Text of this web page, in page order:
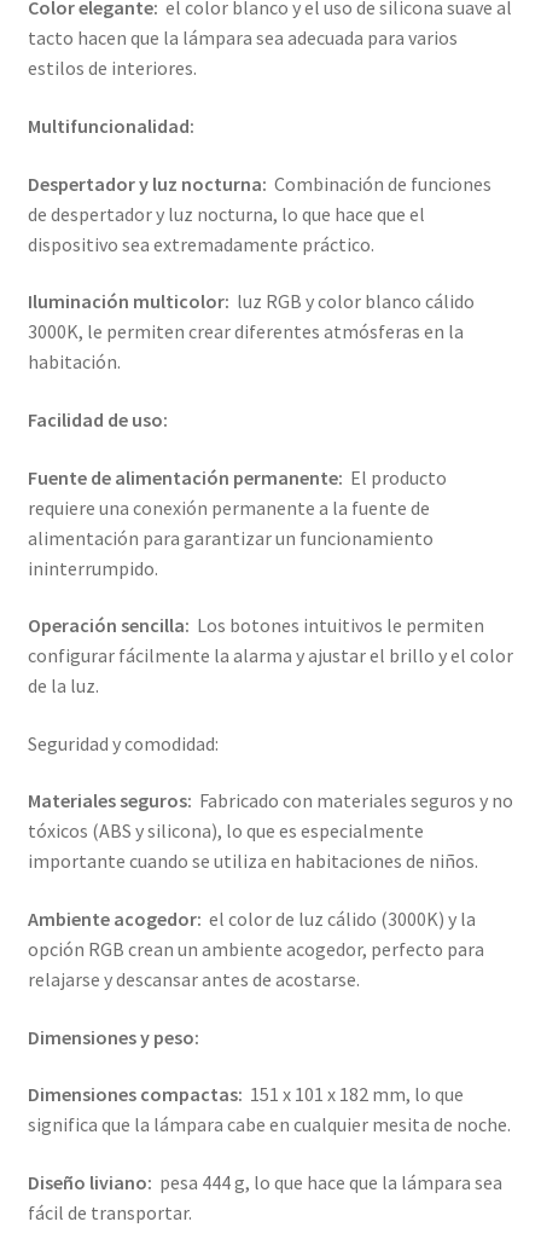
Color elegante: el color blanco y el uso de silicona suave al
tacto hacen que la lámpara sea adecuada para varios
estilos de interiores.
Multifuncionalidad:
Despertador y luz nocturna: Combinación de funciones
de despertador y luz nocturna, lo que hace que el
dispositivo sea extremadamente práctico.
Iluminación multicolor: luz RGB y color blanco cálido
3000K, le permiten crear diferentes atmósferas en la
habitación.
Facilidad de uso:
Fuente de alimentación permanente: El producto
requiere una conexión permanente a la fuente de
alimentación para garantizar un funcionamiento
ininterrumpido.
Operación sencilla: Los botones intuitivos le permiten
configurar fácilmente la alarma y ajustar el brillo y el color
de la luz.
Seguridad y comodidad:
Materiales seguros: Fabricado con materiales seguros y no
tóxicos (ABS y silicona), lo que es especialmente
importante cuando se utiliza en habitaciones de niños.
Ambiente acogedor: el color de luz cálido (3000K) y la
opción RGB crean un ambiente acogedor, perfecto para
relajarse y descansar antes de acostarse.
Dimensiones y peso:
Dimensiones compactas: 151 x 101 x 182 mm, lo que
significa que la lámpara cabe en cualquier mesita de noche.
Diseño liviano: pesa 444 g, lo que hace que la lámpara sea
fácil de transportar.